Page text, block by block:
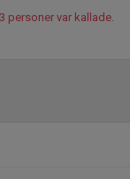
personer var kallade.